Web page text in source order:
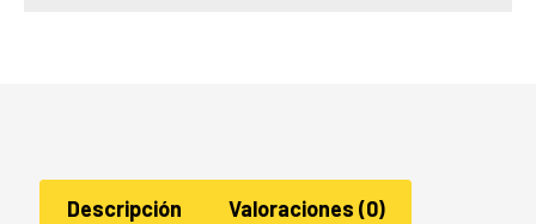
Descripción Valoraciones (0)